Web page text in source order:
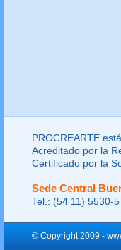
PROCREARTE
Acreditado por la
Certificado por la
Sede Central
Tel.: (54 11) 5530-
© Copyright 2009 -